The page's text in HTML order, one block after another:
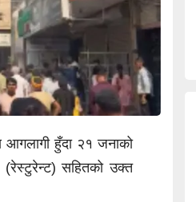
आगलागी हुँदा २१ जनाको
(रेस्टुरेन्ट) सहितको उक्त